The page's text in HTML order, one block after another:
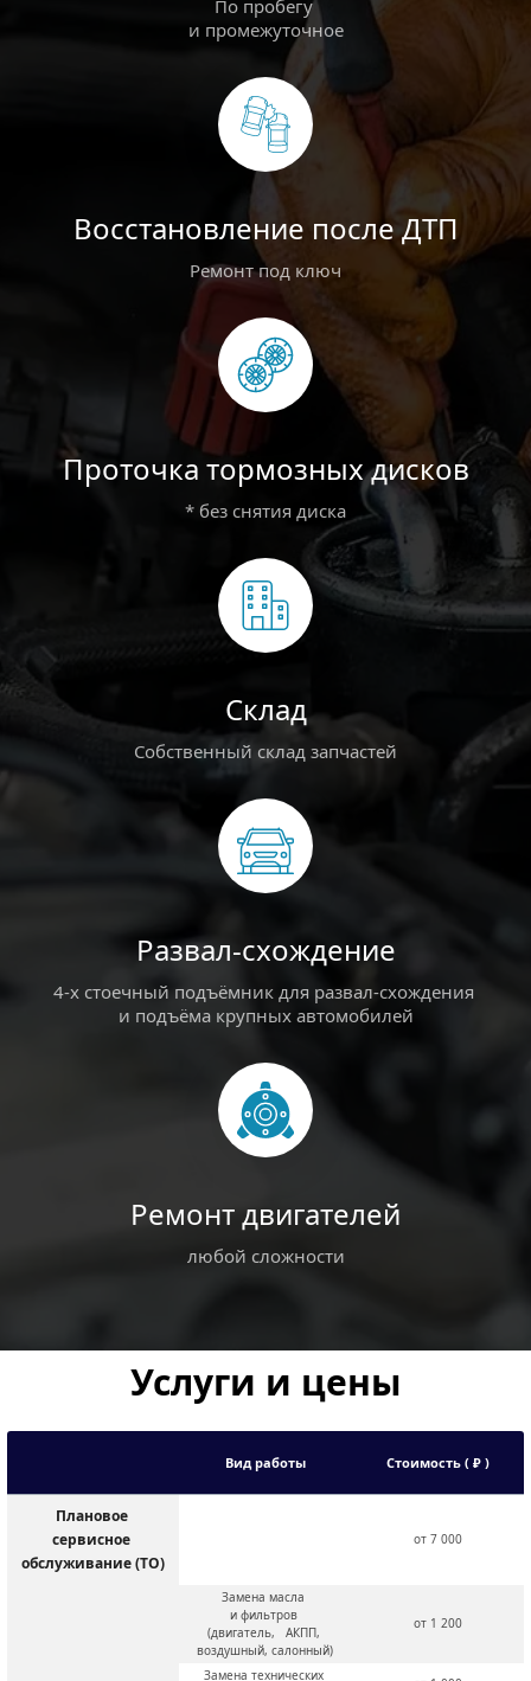
По пробегу
и промежуточное
Восстановление после ДТП
Ремонт под ключ
Проточка тормозных дисков
* без снятия диска
Склад
Собственный склад запчастей
Развал-схождение
4-х стоечный подъёмник для развал-схождения
и подъёма крупных автомобилей
Ремонт двигателей
любой сложности
Услуги и цены
Вид работы Стоимость ( ₽ )
Плановое
сервисное
обслуживание (ТО)
от 7 000
Замена масла
и фильтров
(двигатель,   АКПП,
воздушный, салонный)
от 1 200
Замена технических